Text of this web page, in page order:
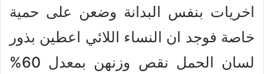
اخريات بنفس البدانة وضعن على حمية
خاصة فوجد ان النساء اللائي اعطين بذور
لسان الحمل نقص وزنهن بمعدل 60%